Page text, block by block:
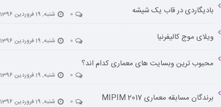
بادیگاردی در قاب یک شیشه 0 شنبه, 19 فروردین 1396
ویلای موج کالیفرنیا 0 شنبه, 19 فروردین 1396
محبوب ترین وبسایت های معماری کدام اند؟
0 شنبه, 19 فروردین 1396
برندگان مسابقه معماری MIPIM 2017 0 شنبه, 19 فروردین 1396